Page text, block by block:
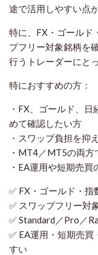
途で活用しやすい点
特に、FX・ゴールド
プフリー対象銘柄を
行うトレーダーにと
特におすすめの方：
・FX、ゴールド、
めて確認したい方
・スワップ負担を抑
・MT4／MT5の両方
・EA運用や短期売
✅ FX・ゴールド・
✅ スワップフリー対
✅ Standard／Pro／
✅ EA運用・短期売
すい